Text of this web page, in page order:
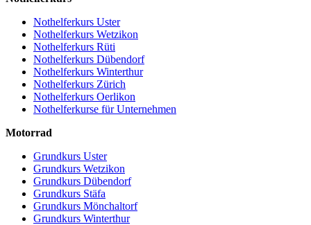
Nothelferkurs Uster
Nothelferkurs Wetzikon
Nothelferkurs Rüti
Nothelferkurs Dübendorf
Nothelferkurs Winterthur
Nothelferkurs Zürich
Nothelferkurs Oerlikon
Nothelferkurse für Unternehmen
Motorrad
Grundkurs Uster
Grundkurs Wetzikon
Grundkurs Dübendorf
Grundkurs Stäfa
Grundkurs Mönchaltorf
Grundkurs Winterthur